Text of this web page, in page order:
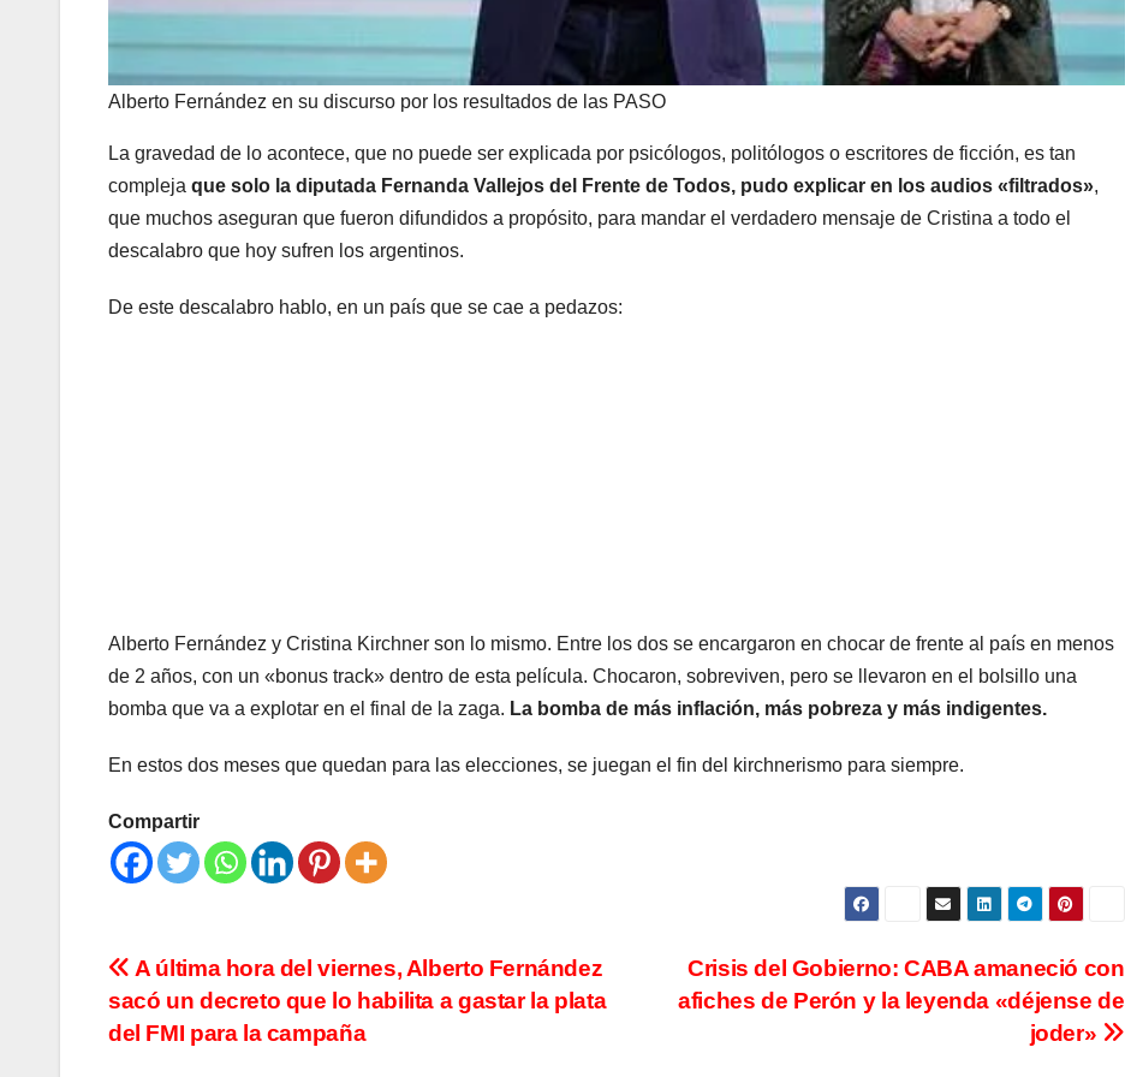
Alberto Fernández en su discurso por los resultados de las PASO
La gravedad de lo acontece, que no puede ser explicada por psicólogos, politólogos o escritores de ficción, es tan
compleja que solo la diputada Fernanda Vallejos del Frente de Todos, pudo explicar en los audios «filtrados»,
que muchos aseguran que fueron difundidos a propósito, para mandar el verdadero mensaje de Cristina a todo el
descalabro que hoy sufren los argentinos.
De este descalabro hablo, en un país que se cae a pedazos:
Alberto Fernández y Cristina Kirchner son lo mismo. Entre los dos se encargaron en chocar de frente al país en menos
de 2 años, con un «bonus track» dentro de esta película. Chocaron, sobreviven, pero se llevaron en el bolsillo una
bomba que va a explotar en el final de la zaga. La bomba de más inflación, más pobreza y más indigentes.
En estos dos meses que quedan para las elecciones, se juegan el fin del kirchnerismo para siempre.
Compartir
Navegación
de
Crisis del Gobierno: CABA amaneció con
afiches de Perón y la leyenda «déjense de
joder»
A última hora del viernes, Alberto Fernández
sacó un decreto que lo habilita a gastar la plata
del FMI para la campaña